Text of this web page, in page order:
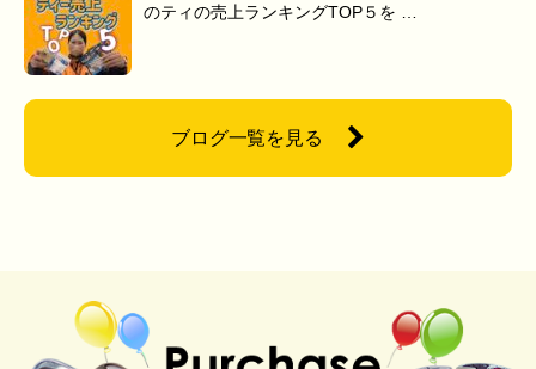
のティの売上ランキングTOP５を …
ブログ一覧を見る